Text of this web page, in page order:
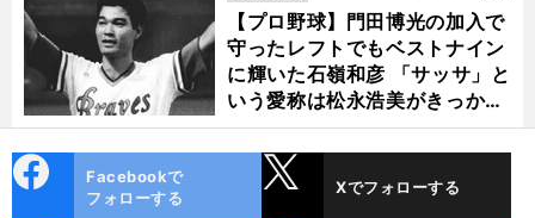
【プロ野球】門田博光の加入で
守ったレフトでもベストナイン
に輝いた石嶺和彦 「サッサ」と
いう愛称は松永浩美がきっか
け？
ok
Facebookで
フォローする
Xでフォローする